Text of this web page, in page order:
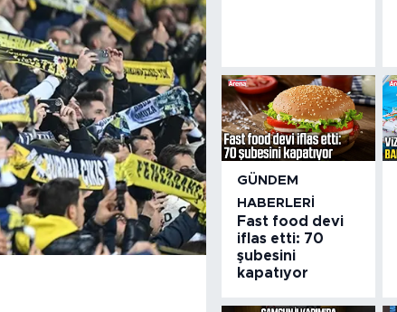
GÜNDEM
HABERLERI
Fast food devi
iflas etti: 70
şubesini
kapatıyor